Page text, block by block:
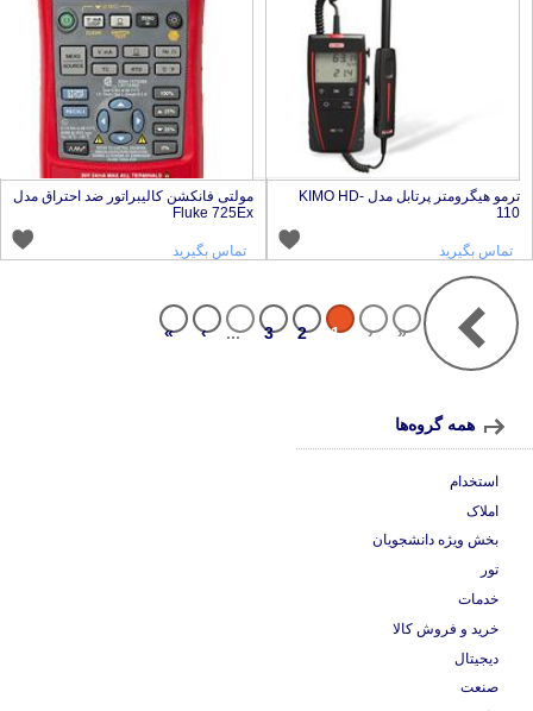
ترمو هیگرومتر پرتابل مدل KIMO HD-
تماس بگیرید
مولتی فانکشن کالیبراتور ضد احتراق مدل
Fluke 725Ex
تماس بگیرید
«
‹
1
2
3
...
›
»
همه گروه‌ها
استخدام
املاک
بخش ویژه دانشجویان
تور
خدمات
خرید و فروش کالا
دیجیتال
صنعت